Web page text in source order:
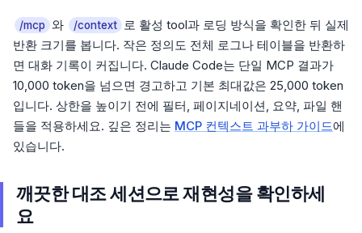
/mcp 와 /context 로 활성 tool과 로딩 방식을 확인한 뒤 실제
반환 크기를 봅니다. 작은 정의도 전체 로그나 테이블을 반환하
면 대화 기록이 커집니다. Claude Code는 단일 MCP 결과가
10,000 token을 넘으면 경고하고 기본 최대값은 25,000 token
입니다. 상한을 높이기 전에 필터, 페이지네이션, 요약, 파일 핸
들을 적용하세요. 깊은 정리는 MCP 컨텍스트 과부하 가이드에
있습니다.
깨끗한 대조 세션으로 재현성을 확인하세
요